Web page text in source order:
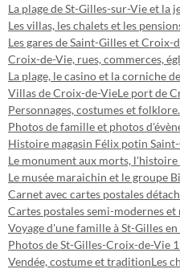
La plage de St-Gilles-sur-Vie et la
Les villas, les chalets et les
Les gares de Saint-Gilles et Croix-
Croix-de-Vie, rues, commerces,
La plage, le casino et la corniche
Villas de Croix-de-VieLe port de
Personnages, costumes et folklore.
Photos de famille et photos
Histoire magasin Félix potin
Le monument aux morts, l'histoire
Le musée maraichin et le groupe
Carnet avec cartes postales
Cartes postales semi-modernes et
Voyage d'une famille à St-Gilles
Photos de St-Gilles-Croix-de-Vie
Vendée, costume et traditionLes